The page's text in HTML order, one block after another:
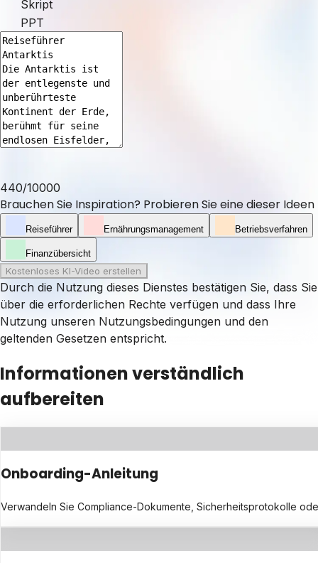
Skript
PPT
440/10000
Brauchen Sie Inspiration? Probieren Sie eine dieser Ideen
Reiseführer Ernährungsmanagement Betriebsverfahren
Finanzübersicht
Kostenloses KI-Video erstellen
Durch die Nutzung dieses Dienstes bestätigen Sie, dass Sie
über die erforderlichen Rechte verfügen und dass Ihre
Nutzung unseren Nutzungsbedingungen und den
geltenden Gesetzen entspricht.
Informationen verständlich
aufbereiten
Onboarding-Anleitung
Verwandeln Sie Compliance-Dokumente, Sicherheitsprotokolle